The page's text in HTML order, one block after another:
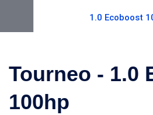
1.0 Ecoboost
Tourneo - 1.0
100hp